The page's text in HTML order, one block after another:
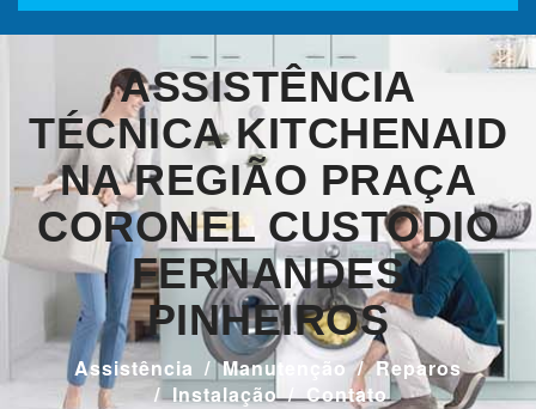
ASSISTÊNCIA
TÉCNICA KITCHENAID
NA REGIÃO PRAÇA
CORONEL CUSTODIO
FERNANDES
PINHEIROS
Assistência Manutenção
Reparos
Instalação
Contato